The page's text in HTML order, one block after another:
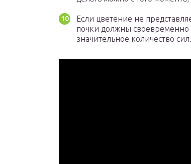
Если цветение не
почки должны своевременно
значительное количество сил.